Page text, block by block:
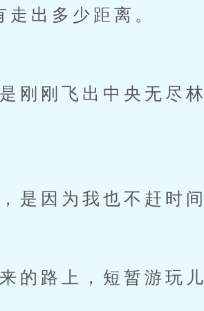
出多少距离。
刚飞出中央无尽
因为我也不赶时间
路上，短暂游玩儿